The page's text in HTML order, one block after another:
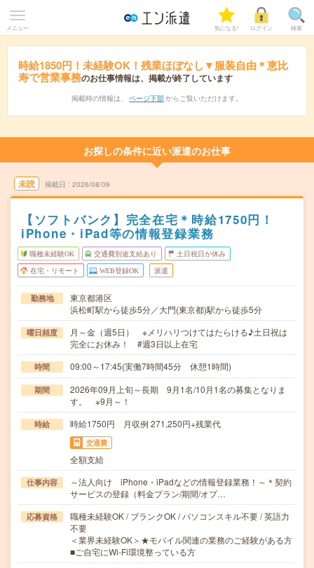
メニュー 気になる! ログイン 検索
時給1850円！未経験OK！残業ほぼなし▼服装自由＊恵比
寿で営業事務のお仕事情報は、掲載が終了しています
掲載時の情報は、 ページ下部 からご覧いただけます。
お探しの条件に近い派遣のお仕事
未読 掲載日 2026/08/09
【ソフトバンク】完全在宅＊時給1750円！
iPhone・iPad等の情報登録業務
職種未経験OK 交通費別途支給あり 土日祝日が休み
在宅・リモート WEB登録OK 派遣
勤務地
東京都港区
浜松町駅から徒歩5分／大門(東京都)駅から徒歩5分
曜日頻度
月～金（週5日） ※メリハリつけてはたらける♪土日祝は
完全にお休み！ #週3日以上在宅
時間 09:00～17:45(実働7時間45分 休憩1時間)
期間
2026年09月上旬～長期 9月1名/10月1名の募集となりま
す。 ※9月～！
時給 時給1750円 月収例 271,250円+残業代
交通費
全額支給
仕事内容
～法人向け iPhone・iPadなどの情報登録業務！～＊契約
サービスの登録（料金プラン/期間/オプ…
応募資格
職種未経験OK / ブランクOK / パソコンスキル不要 / 英語力
不要
＜業界未経験OK＞★モバイル関連の業務のご経験がある方
■ご自宅にWi-Fi環境整っている方